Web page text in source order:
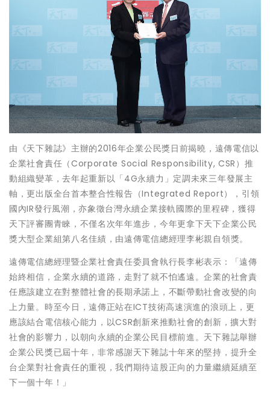
由《天下雜誌》主辦的2016年企業公民獎日前揭曉，遠傳電信以
企業社會責任（Corporate Social Responsibility, CSR）推
動組織變革，去年起重新以「4G永續力」定調未來三年發展主
軸，更出版全台首本整合性報告（Integrated Report），引領
國內IR發行風潮，亦象徵台灣永續企業接軌國際的里程碑，獲得
天下評審團青睞，不僅名次年年進步，今年更拿下天下企業公民
獎大型企業組第八名佳績，由遠傳電信總經理李彬親自領獎。
遠傳電信總經理暨企業社會責任委員會執行長李彬表示：「遠傳
始終相信，企業永續的道路，走對了就不怕遙遠。企業的社會責
任應該建立在對整體社會的長期承諾上，不斷帶動社會改變的向
上力量。時至今日，遠傳正站在ICT技術高速演進的浪頭上，更
應該結合電信核心能力，以CSR創新來推動社會的創新，擴大對
社會的影響力，以朝向永續的企業公民目標前進。天下雜誌舉辦
企業公民獎已屆十年，非常感謝天下雜誌十年來的堅持，提升全
台企業對社會責任的重視，我們期待這股正向的力量繼續延續至
下一個十年！」